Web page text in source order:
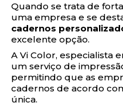
Quando se trata de
uma empresa e se
cadernos
excelente opção.
A Vi Color, especialista
um serviço de
permitindo que as
cadernos de acordo
única.